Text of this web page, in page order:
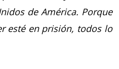
de América. Porque
esté en prisión, todos lo